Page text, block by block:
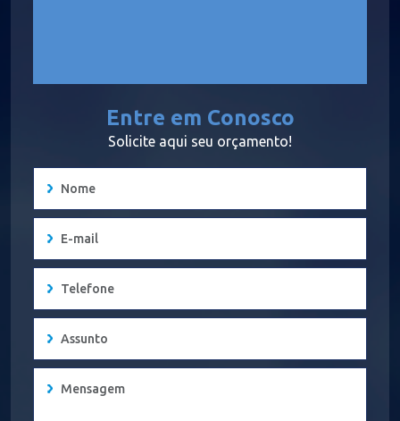
Entre em Conosco
Solicite aqui seu orçamento!